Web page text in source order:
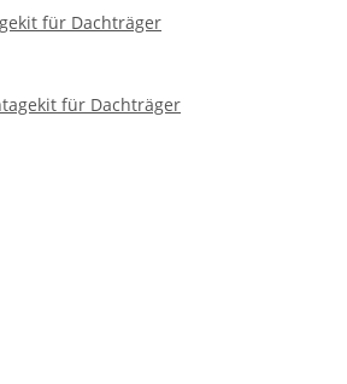
für Dachträger